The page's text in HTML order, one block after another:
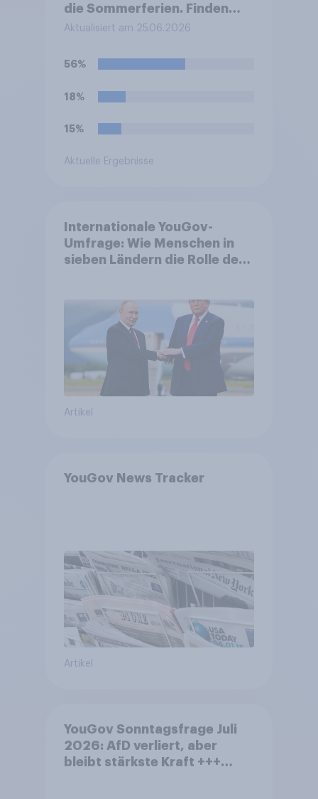
die Sommerferien. Finden
Sie, dass eine Ferienzeit von
und Lehrer zu lang, zu kurz
Aktualisiert am 25.06.2026
56%
18%
15%
Aktuelle Ergebnisse
Internationale YouGov-
Umfrage: Wie Menschen in
sieben Ländern die Rolle der
Bedrohungen und Bündnisse
bewerten
Artikel
YouGov News Tracker
Artikel
YouGov Sonntagsfrage Juli
2026: AfD verliert, aber
bleibt stärkste Kraft +++